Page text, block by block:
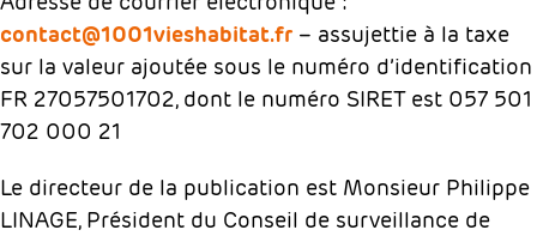
contact@1001vieshabitat.fr – assujettie à la taxe
sur la valeur ajoutée sous le numéro d’identification
FR 27057501702, dont le numéro SIRET est 057 501
702 000 21
Le directeur de la publication est Monsieur Philippe
LINAGE, Président du Conseil de surveillance de